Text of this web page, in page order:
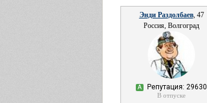
Энди Раздолбаев, 47
Россия, Волгоград
А Репутация: 29630
В отпуске